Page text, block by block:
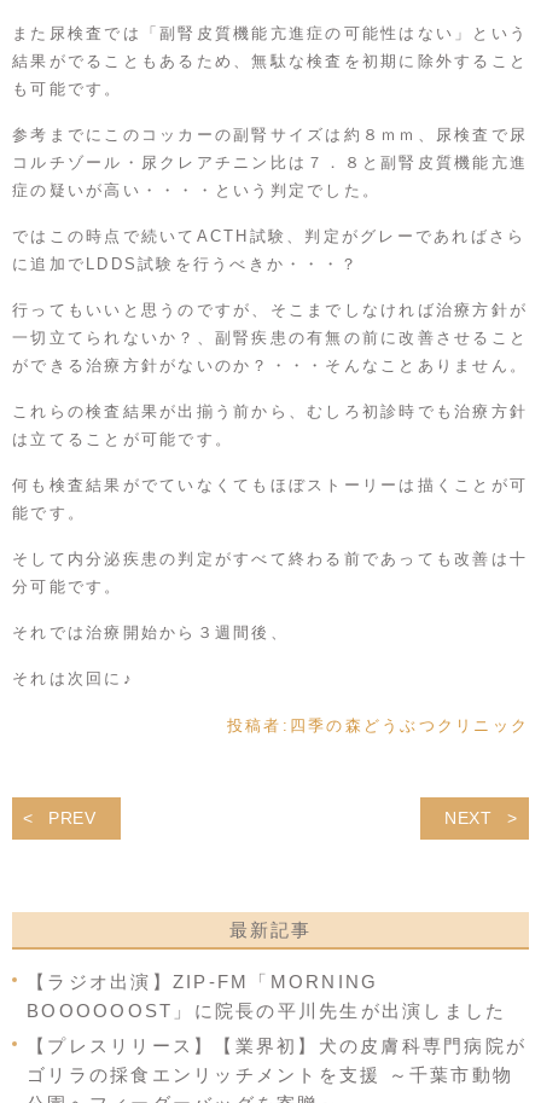
また尿検査では「副腎皮質機能亢進症の可能性はない」という
結果がでることもあるため、無駄な検査を初期に除外すること
も可能です。
参考までにこのコッカーの副腎サイズは約８ｍｍ、尿検査で尿
コルチゾール・尿クレアチニン比は７．８と副腎皮質機能亢進
症の疑いが高い・・・・という判定でした。
ではこの時点で続いてACTH試験、判定がグレーであればさら
に追加でLDDS試験を行うべきか・・・？
行ってもいいと思うのですが、そこまでしなければ治療方針が
一切立てられないか？、副腎疾患の有無の前に改善させること
ができる治療方針がないのか？・・・そんなことありません。
これらの検査結果が出揃う前から、むしろ初診時でも治療方針
は立てることが可能です。
何も検査結果がでていなくてもほぼストーリーは描くことが可
能です。
そして内分泌疾患の判定がすべて終わる前であっても改善は十
分可能です。
それでは治療開始から３週間後、
それは次回に♪
投稿者: 四季の森どうぶつクリニック
PREV NEXT
最新記事
【ラジオ出演】ZIP-FM「MORNING
BOOOOOOST」に院長の平川先生が出演しました
【プレスリリース】【業界初】犬の皮膚科専門病院が
ゴリラの採食エンリッチメントを支援 ～千葉市動物